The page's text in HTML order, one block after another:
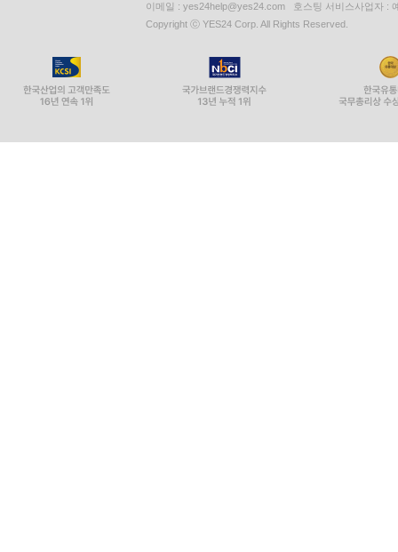
이메일 : yes24help@yes24.com 호스팅 서비스사업자 :
Copyright ⓒ YES24 Corp. All Rights Reserved.